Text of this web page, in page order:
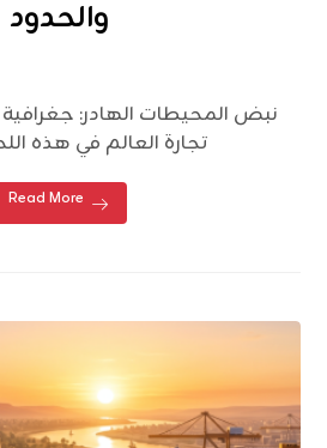
والحدود
نبض المحيطات الهادر: جغرافية
تجارة العالم في هذه
Read More